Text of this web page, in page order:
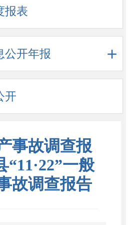
报表
公开年报
开
事故调查报
一般
故调查报告